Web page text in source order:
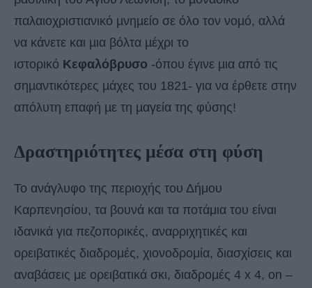
παλαιοχριστιανικό µνηµείο σε όλο τον νοµό, αλλά
να κάνετε και µια βόλτα µέχρι το
ιστορικό Κεφαλόβρυσο -όπου έγινε µια από τις
σηµαντικότερες µάχες του 1821- για να έρθετε στην
απόλυτη επαφή µε τη µαγεία της φύσης!
Δραστηριότητες μέσα στη φύση
Το ανάγλυφο της περιοχής του Δήμου
Καρπενησίου, τα βουνά και τα ποτάμια του είναι
ιδανικά για πεζοπορικές, αναρριχητικές και
ορειβατικές διαδρομές, χιονοδρομία, διασχίσεις και
αναβάσεις με ορειβατικά σκι, διαδρομές 4 x 4, on –